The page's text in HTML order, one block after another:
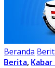
Beranda
Berita,